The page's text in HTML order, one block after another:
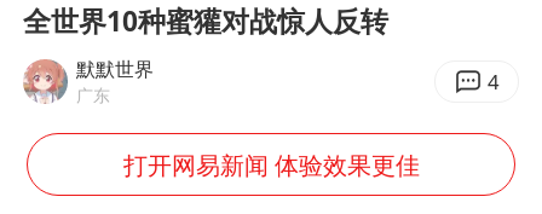
中国养老床位“三连降”
哪吒汽车南宁工厂设备降价20%拍卖
全世界10种蜜獾对战惊人反转
默默世界
广东 4
打开网易新闻 体验效果更佳